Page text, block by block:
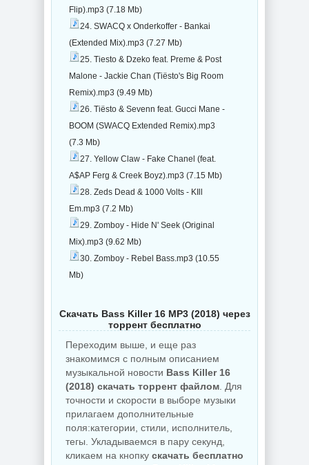
Flip).mp3 (7.18 Mb)
24. SWACQ x Onderkoffer - Bankai
(Extended Mix).mp3 (7.27 Mb)
25. Tiesto & Dzeko feat. Preme & Post
Malone - Jackie Chan (Tiësto's Big Room
Remix).mp3 (9.49 Mb)
26. Tiësto & Sevenn feat. Gucci Mane -
BOOM (SWACQ Extended Remix).mp3
(7.3 Mb)
27. Yellow Claw - Fake Chanel (feat.
A$AP Ferg & Creek Boyz).mp3 (7.15 Mb)
28. Zeds Dead & 1000 Volts - KIll
Em.mp3 (7.2 Mb)
29. Zomboy - Hide N' Seek (Original
Mix).mp3 (9.62 Mb)
30. Zomboy - Rebel Bass.mp3 (10.55
Mb)
Скачать Bass Killer 16 MP3 (2018) через
торрент бесплатно
Переходим выше, и еще раз
знакомимся с полным описанием
музыкальной новости Bass Killer 16
(2018) скачать торрент файлом . Для
точности и скорости в выборе музыки
прилагаем дополнительные
поля:категории, стили, исполнитель,
тегы. Укладываемся в пару секунд,
кликаем на кнопку скачать бесплатно